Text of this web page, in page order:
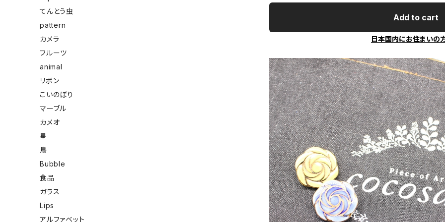
Add to cart
日本国内にお住まいの
てんとう虫
pattern
カメラ
フルーツ
animal
リボン
こいのぼり
マーブル
カメオ
星
鳥
Bubble
食品
ガラス
Lips
アルファベット